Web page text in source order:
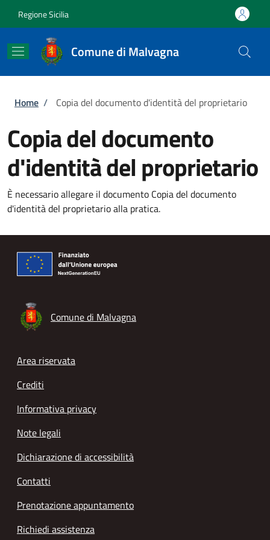
Regione Sicilia
Comune di Malvagna
Briciole di pane
Home / Copia del documento d'identità del proprietario
Copia del documento
d'identità del proprietario
È necessario allegare il documento Copia del documento
d'identità del proprietario alla pratica.
Comune di Malvagna
Footer menu
Area riservata
Crediti
Informativa privacy
Note legali
Dichiarazione di accessibilità
Contatti
Prenotazione appuntamento
Richiedi assistenza